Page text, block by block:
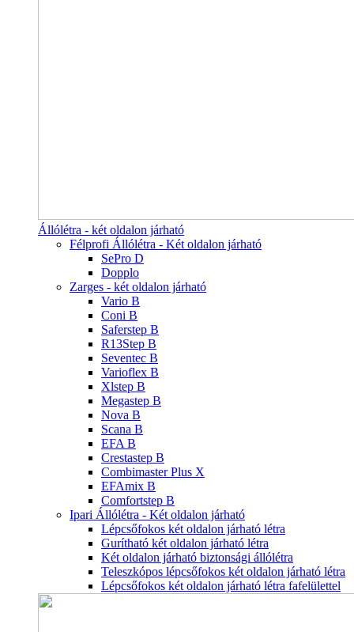
Állólétra - két oldalon járható
Félprofi Állólétra - Két oldalon járható
SePro D
Dopplo
Zarges - két oldalon járható
Vario B
Coni B
Saferstep B
R13Step B
Seventec B
Varioflex B
Xlstep B
Megastep B
Nova B
Scana B
EFA B
Crestastep B
Combimaster Plus X
EFAmix B
Comfortstep B
Ipari Állólétra - Két oldalon járható
Lépcsőfokos két oldalon járható létra
Gurítható két oldalon járható létra
Két oldalon járható biztonsági állólétra
Teleszkópos lépcsőfokos két oldalon járható létra
Lépcsőfokos két oldalon járható létra fafelülettel